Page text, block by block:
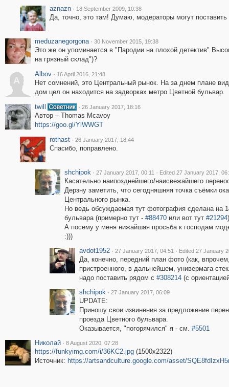
aznazn · 18 September 2009, 10:38
Да, точно, это там! Думаю, модераторы могут поставить
meduzanegorgona · 30 November 2015, 19:38
Это же он упоминается в "Пародии на плохой детектив"
на грязный склад")?
A
Albov · 16 April 2016, 21:48
Нет сомнений, это Центральный рынок. На за днем плане
дом цел он находится на задворках метро Цветной бульвар.
twill
· 26 January 2017, 18:16
Автор – Thomas Mcavoy
https://goo.gl/YlWWGT
rothast · 26 January 2017, 18:44
Спасибо, поправлено.
shchipok · 27 January 2017, 00:11 · Edited 27 January 2017,
Касательно наипозднейшего/наисвежайшего
Дерзну заметить, что сегодняшняя точка съёмки
Центрального рынка.
Но ведь обсуждаемая тут фотография сделана на
бульвара (примерно тут - #88470или вот тут #21294
А посему у меня нижайшая просьба к господам
:)))
avdot1952 · 27 January 2017, 04:51 · Edited 27 January
Да, конечно, передний план фото (как,
пристроенного, в дальнейшем, универмага-
надо поставить рядом с #308214(с
shchipok · 27 January 2017, 06:09
UPDATE:
Приношу свои извинения за предложение
проезда Цветного бульвара.
Оказывается, "погорячился" я - см. #5501
Николай · 8 August 2020, 07:28
https://funkyimg.com/i/36KC2.jpg(1500x2322)
Источник: https://artsandculture.google.com/asset/